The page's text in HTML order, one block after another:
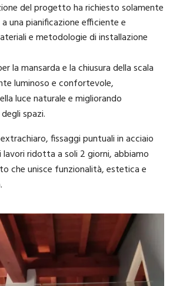
del progetto ha richiesto solamente
una pianificazione efficiente e
e metodologie di installazione
la mansarda e la chiusura della scala
luminoso e confortevole,
luce naturale e migliorando
spazi.
fissaggi puntuali in acciaio
ridotta a soli 2 giorni, abbiamo
che unisce funzionalità, estetica e